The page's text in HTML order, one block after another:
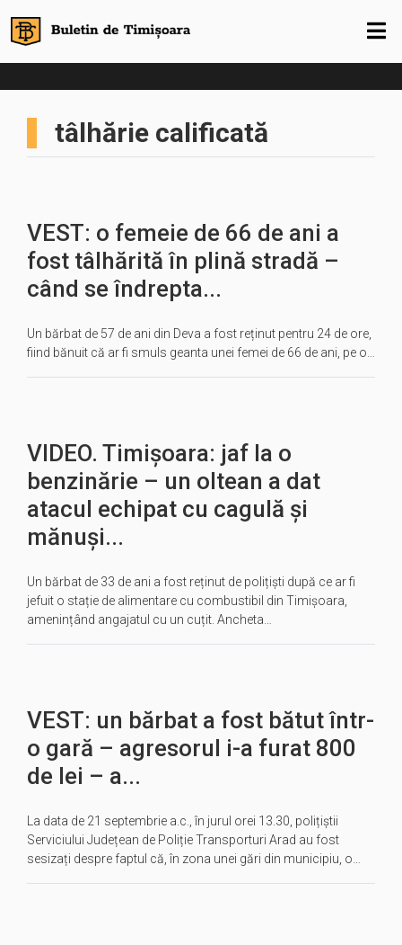
tâlhărie calificată
VEST: o femeie de 66 de ani a
fost tâlhărită în plină stradă –
când se îndrepta...
Un bărbat de 57 de ani din Deva a fost reținut pentru 24 de ore,
fiind bănuit că ar fi smuls geanta unei femei de 66 de ani, pe o…
VIDEO. Timișoara: jaf la o
benzinărie – un oltean a dat
atacul echipat cu cagulă și
mănuși...
Un bărbat de 33 de ani a fost reținut de polițiști după ce ar fi
jefuit o stație de alimentare cu combustibil din Timișoara,
amenințând angajatul cu un cuțit. Ancheta…
VEST: un bărbat a fost bătut într-
o gară – agresorul i-a furat 800
de lei – a...
La data de 21 septembrie a.c., în jurul orei 13.30, polițiștii
Serviciului Județean de Poliție Transporturi Arad au fost
sesizați despre faptul că, în zona unei gări din municipiu, o…